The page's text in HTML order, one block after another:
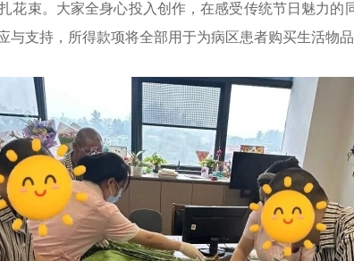
花束。大家全身心投入创作，在感受传统节日魅力的
支持，所得款项将全部用于为病区患者购买生活物品